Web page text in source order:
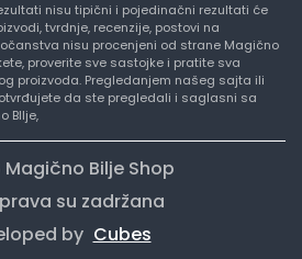
nisu tipični i pojedinačni rezultati će
tvrdnje, recenzije, postovi na
nisu procenjeni od strane Magično
proverite sve sastojke i pratite sva
proizvoda. Pregledanjem našeg sajta ili
da ste pregledali i saglasni sa
BIlje,
Bilje Shop
su zadržana
by Cubes